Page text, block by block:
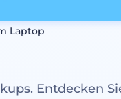
Laptop
Entdecken